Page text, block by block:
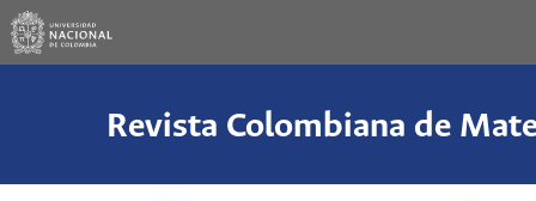
Revista Colombiana de